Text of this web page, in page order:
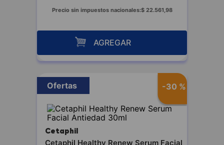
Precio sin impuestos nacionales:$ 22.561,98
AGREGAR
-30 %
Ofertas
Cetaphil
Cetaphil Healthy Renew Serum Facial